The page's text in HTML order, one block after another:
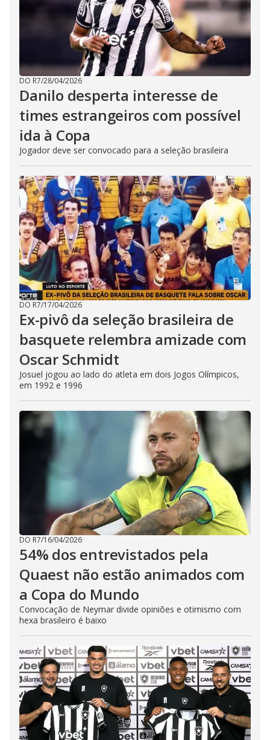
DO R7/28/04/2026
Danilo desperta interesse de
times estrangeiros com possível
ida à Copa
Jogador deve ser convocado para a seleção brasileira
DO R7/17/04/2026
Ex-pivô da seleção brasileira de
basquete relembra amizade com
Oscar Schmidt
Josuel jogou ao lado do atleta em dois Jogos Olímpicos,
em 1992 e 1996
DO R7/16/04/2026
54% dos entrevistados pela
Quaest não estão animados com
a Copa do Mundo
Convocação de Neymar divide opiniões e otimismo com
hexa brasileiro é baixo